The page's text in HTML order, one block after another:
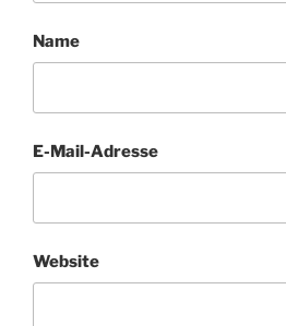
Name
E-Mail-Adresse
Website